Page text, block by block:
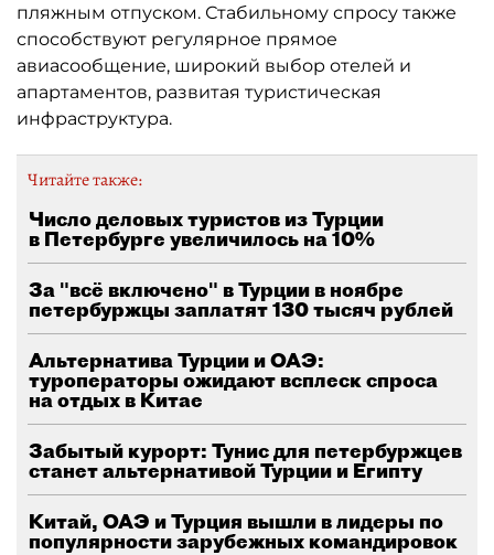
пляжным отпуском. Стабильному спросу также
способствуют регулярное прямое
авиасообщение, широкий выбор отелей и
апартаментов, развитая туристическая
инфраструктура.
Читайте также:
Число деловых туристов из Турции
в Петербурге увеличилось на 10%
За "всё включено" в Турции в ноябре
петербуржцы заплатят 130 тысяч рублей
Альтернатива Турции и ОАЭ:
туроператоры ожидают всплеск спроса
на отдых в Китае
Забытый курорт: Тунис для петербуржцев
станет альтернативой Турции и Египту
Китай, ОАЭ и Турция вышли в лидеры по
популярности зарубежных командировок